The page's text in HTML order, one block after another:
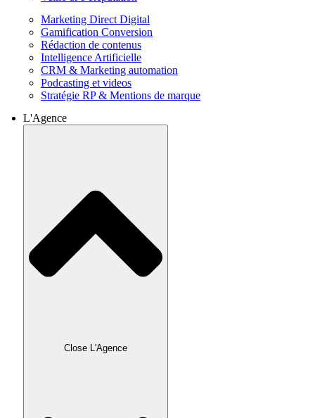
Marketing Direct Digital
Gamification Conversion
Rédaction de contenus
Intelligence Artificielle
CRM & Marketing automation
Podcasting et videos
Stratégie RP & Mentions de marque
L'Agence
Close L'Agence